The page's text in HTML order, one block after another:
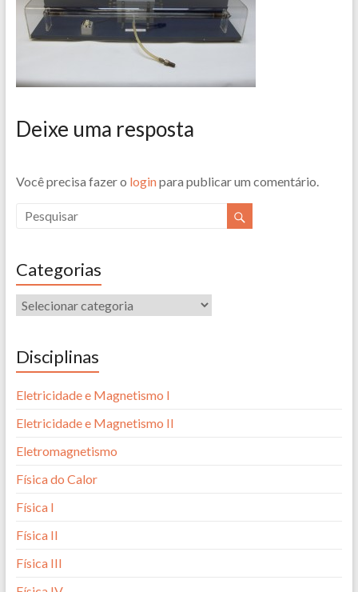
Deixe uma resposta
Você precisa fazer o loginpara publicar um comentário.
Categorias
Disciplinas
Eletricidade e Magnetismo I
Eletricidade e Magnetismo II
Eletromagnetismo
Física do Calor
Física I
Física II
Física III